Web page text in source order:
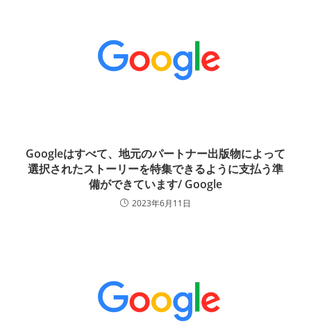
Googleはすべて、地元のパートナー出版物によって
選択されたストーリーを特集できるように支払う準
備ができています/ Google
2023年6月11日